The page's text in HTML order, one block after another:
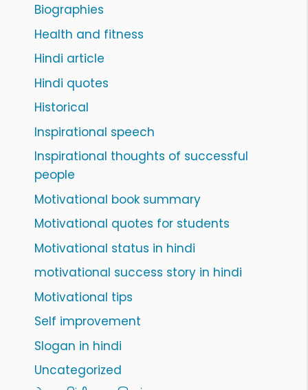
Biographies
Health and fitness
Hindi article
Hindi quotes
Historical
Inspirational speech
Inspirational thoughts of successful
people
Motivational book summary
Motivational quotes for students
Motivational status in hindi
motivational success story in hindi
Motivational tips
Self improvement
Slogan in hindi
Uncategorized